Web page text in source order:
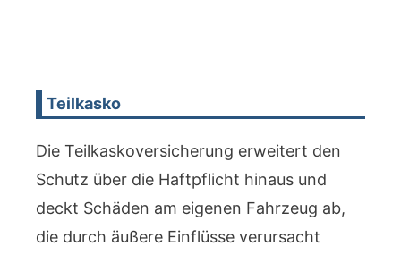
Teilkasko
Die Teilkaskoversicherung erweitert den
Schutz über die Haftpflicht hinaus und
deckt Schäden am eigenen Fahrzeug ab,
die durch äußere Einflüsse verursacht